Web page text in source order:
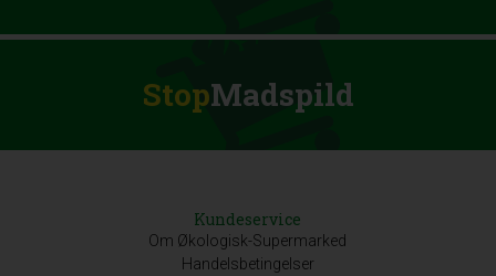
StopMadspild
Kundeservice
Om Økologisk-Supermarked
Handelsbetingelser